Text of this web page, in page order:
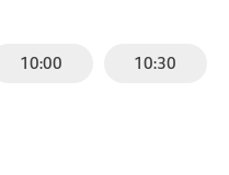
10:00 10:30